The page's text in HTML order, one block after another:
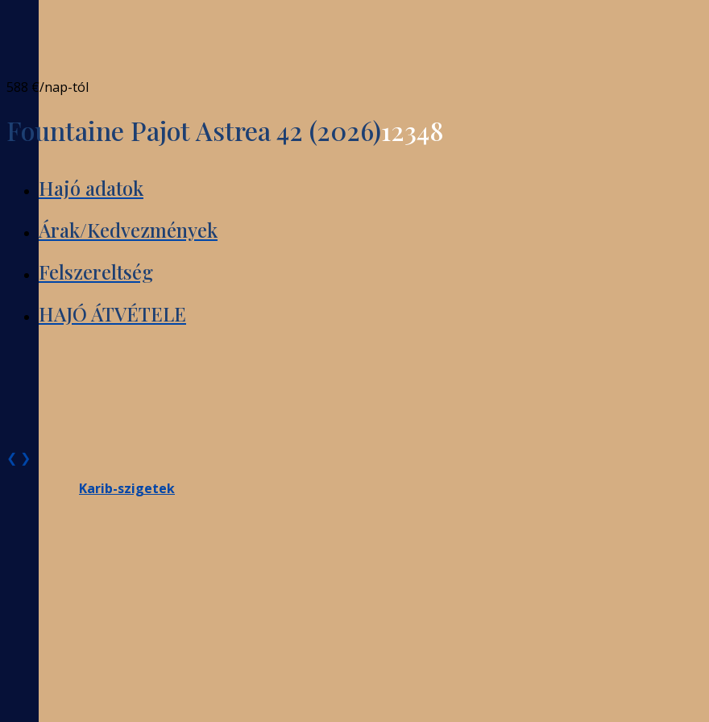
Karib-szigetek
588 €/nap-tól
Fountaine Pajot Astrea 42 (2026)12348
Hajó adatok
Árak/Kedvezmények
Felszereltség
HAJÓ ÁTVÉTELE
❮ ❯